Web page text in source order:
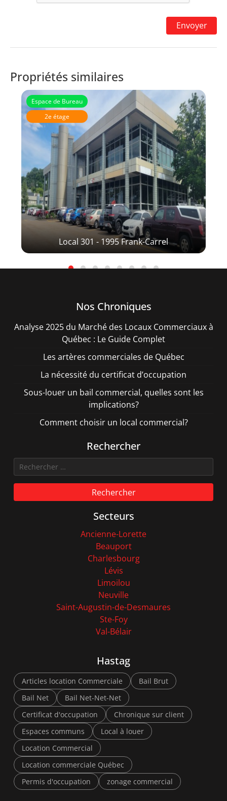
Propriétés similaires
Local 301 - 1995 Frank-Carrel
Espace de Bureau
2e étage
Nos Chroniques
Analyse 2025 du Marché des Locaux Commerciaux à
Québec : Le Guide Complet
Les artères commerciales de Québec
La nécessité du certificat d’occupation
Sous-louer un bail commercial, quelles sont les
implications?
Comment choisir un local commercial?
Rechercher
Rechercher
Secteurs
Ancienne-Lorette
Beauport
Charlesbourg
Lévis
Limoilou
Neuville
Saint-Augustin-de-Desmaures
Ste-Foy
Val-Bélair
Hastag
Articles location Commerciale
Bail Brut
Bail Net
Bail Net-Net-Net
Certificat d'occupation
Chronique sur client
Espaces communs
Local à louer
Location Commercial
Location commerciale Québec
Permis d'occupation
zonage commercial